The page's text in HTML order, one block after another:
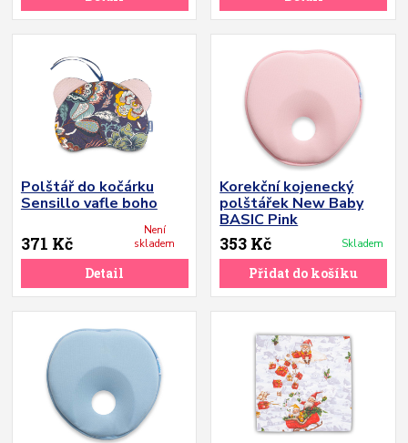
Polštář do kočárku
Sensillo vafle boho
371 Kč
Není
skladem
Detail
Korekční kojenecký
polštářek New Baby
BASIC Pink
353 Kč Skladem
Přidat do košíku